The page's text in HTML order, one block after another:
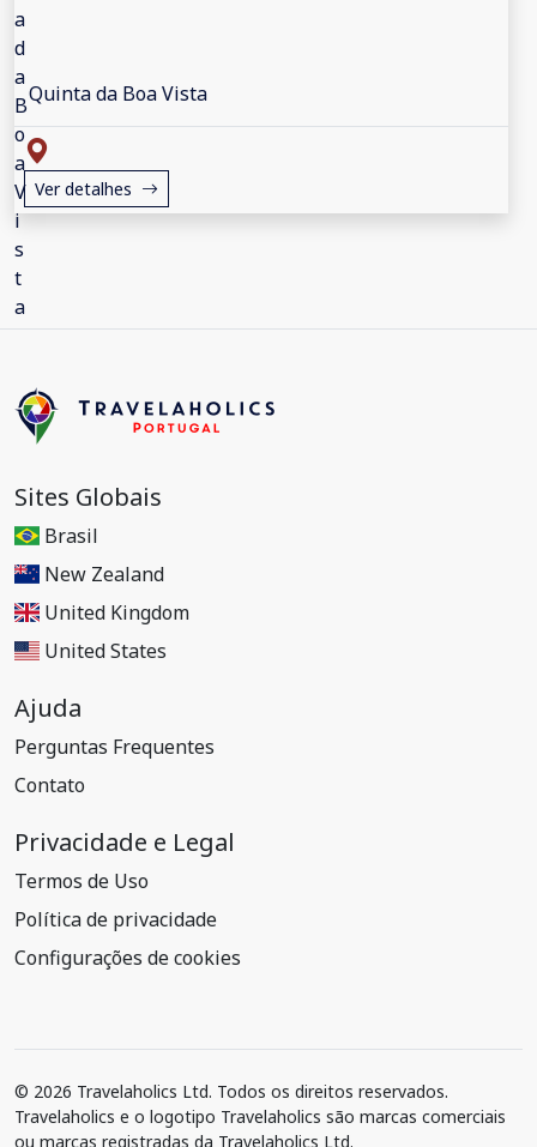
Quinta da Boa Vista
Ver detalhes
Sites Globais
Brasil
New Zealand
United Kingdom
United States
Ajuda
Perguntas Frequentes
Contato
Privacidade e Legal
Termos de Uso
Política de privacidade
Configurações de cookies
© 2026 Travelaholics Ltd. Todos os direitos reservados.
Travelaholics e o logotipo Travelaholics são marcas comerciais
ou marcas registradas da Travelaholics Ltd.